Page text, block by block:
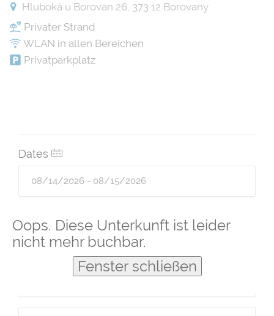
Oops. Diese Unterkunft ist leider
nicht mehr buchbar.
Fenster schließen
Hluboká u Borovan 26, 373 12 Borovany
Privater Strand
WLAN in allen Bereichen
Privatparkplatz
Dates